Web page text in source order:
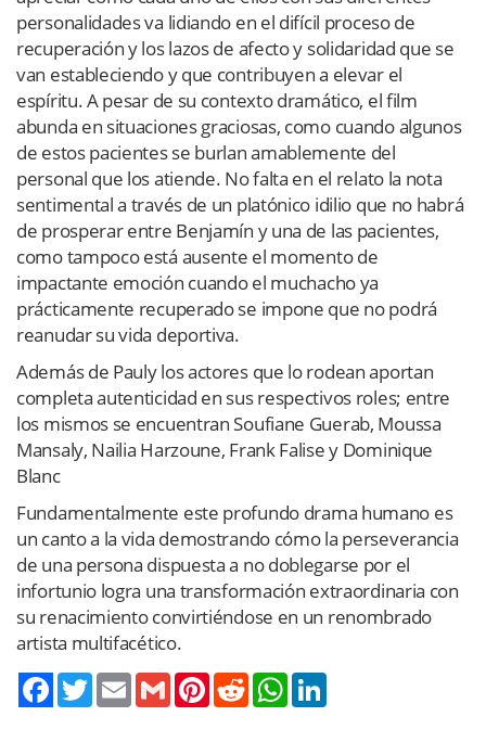
personalidades va lidiando en el difícil proceso de
recuperación y los lazos de afecto y solidaridad que se
van estableciendo y que contribuyen a elevar el
espíritu. A pesar de su contexto dramático, el film
abunda en situaciones graciosas, como cuando algunos
de estos pacientes se burlan amablemente del
personal que los atiende. No falta en el relato la nota
sentimental a través de un platónico idilio que no habrá
de prosperar entre Benjamín y una de las pacientes,
como tampoco está ausente el momento de
impactante emoción cuando el muchacho ya
prácticamente recuperado se impone que no podrá
reanudar su vida deportiva.
Además de Pauly los actores que lo rodean aportan
completa autenticidad en sus respectivos roles; entre
los mismos se encuentran Soufiane Guerab, Moussa
Mansaly, Nailia Harzoune, Frank Falise y Dominique
Blanc
Fundamentalmente este profundo drama humano es
un canto a la vida demostrando cómo la perseverancia
de una persona dispuesta a no doblegarse por el
infortunio logra una transformación extraordinaria con
su renacimiento convirtiéndose en un renombrado
artista multifacético.
TwitterEmail Gmail PinterestReddit WhatsApp